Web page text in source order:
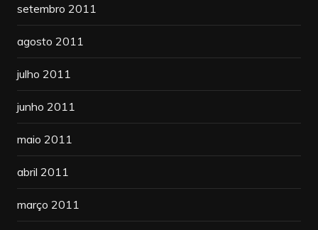
setembro 2011
agosto 2011
julho 2011
junho 2011
maio 2011
abril 2011
março 2011